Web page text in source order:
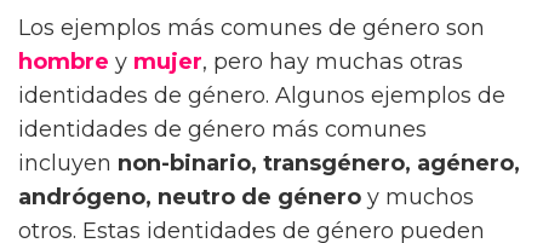
Los ejemplos más comunes de género son
hombre y mujer, pero hay muchas otras
identidades de género. Algunos ejemplos de
identidades de género más comunes
incluyen non-binario, transgénero, agénero,
andrógeno, neutro de género y muchos
otros. Estas identidades de género pueden